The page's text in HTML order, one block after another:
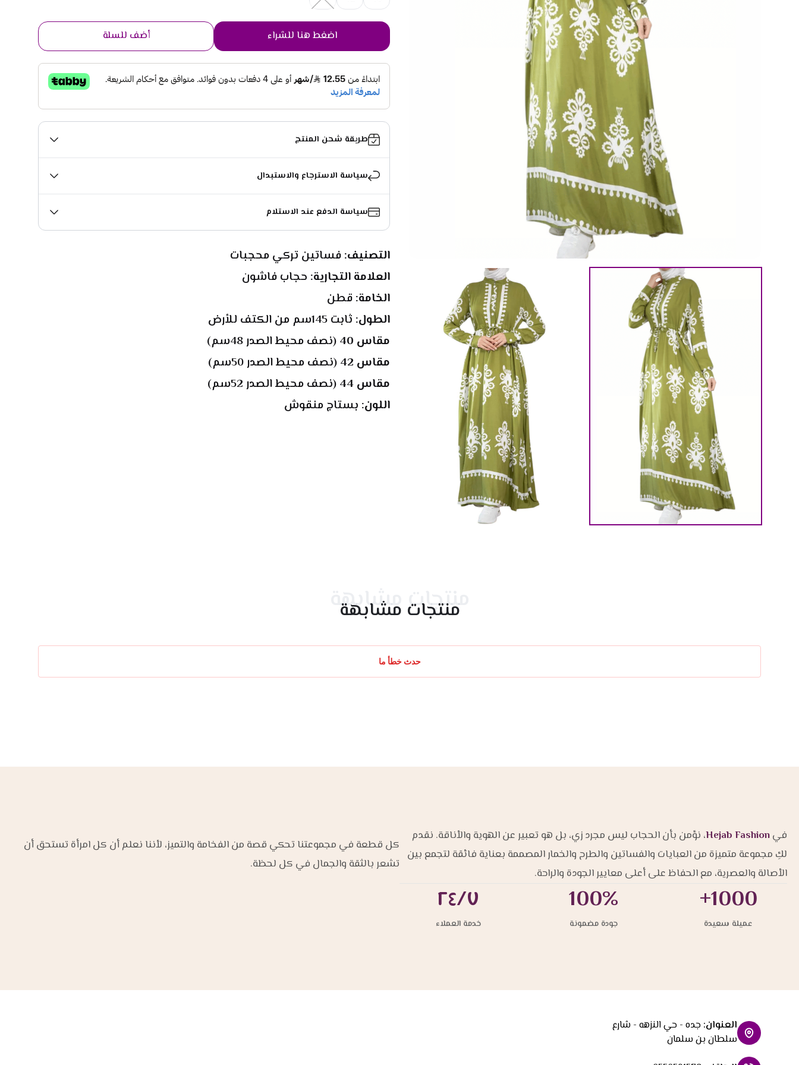
اضغط هنا للشراء أضف للسلة
طريقة شحن المنتج
سياسة الاسترجاع والاستبدال
سياسة الدفع عند الاستلام
التصنيف: فساتين تركي محجبات
العلامة التجارية: حجاب فاشون
الخامة: قطن
الطول: ثابت 145سم من الكتف للأرض
مقاس 40
(نصف محيط الصدر 48سم)
مقاس 42
(نصف محيط الصدر 50سم)
مقاس 44
(نصف محيط الصدر 52سم)
اللون: بستاج منقوش
منتجات مشابهة
منتجات مشابهة
حدث خطأ ما
فيHejab Fashion، نؤمن بأن الحجاب ليس مجرد زي، بل هو تعبير عن الهوية والأناقة. نقدم
لكِ مجموعة متميزة من العبايات والفساتين والطرح والخمار المصممة بعناية فائقة لتجمع بين
الأصالة والعصرية، مع الحفاظ على أعلى معايير الجودة والراحة.
كل قطعة في مجموعتنا تحكي قصة من الفخامة والتميز، لأننا نعلم أن كل امرأة تستحق أن
تشعر بالثقة والجمال في كل لحظة.
1000+
عميلة سعيدة
100%
جودة مضمونة
٢٤/٧
خدمة العملاء
العنوان: جده - حي النزهه - شارع
سلطان بن سلمان